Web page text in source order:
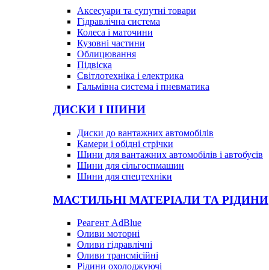
Аксесуари та супутні товари
Гідравлічна система
Колеса і маточини
Кузовні частини
Облицювання
Підвіска
Світлотехніка і електрика
Гальмівна система і пневматика
ДИСКИ І ШИНИ
Диски до вантажних автомобілів
Камери і обідні стрічки
Шини для вантажних автомобілів і автобусів
Шини для сільгоспмашин
Шини для спецтехніки
МАСТИЛЬНІ МАТЕРІАЛИ ТА РІДИНИ
Реагент AdBlue
Оливи моторні
Оливи гідравлічні
Оливи трансмісійні
Рідини охолоджуючі